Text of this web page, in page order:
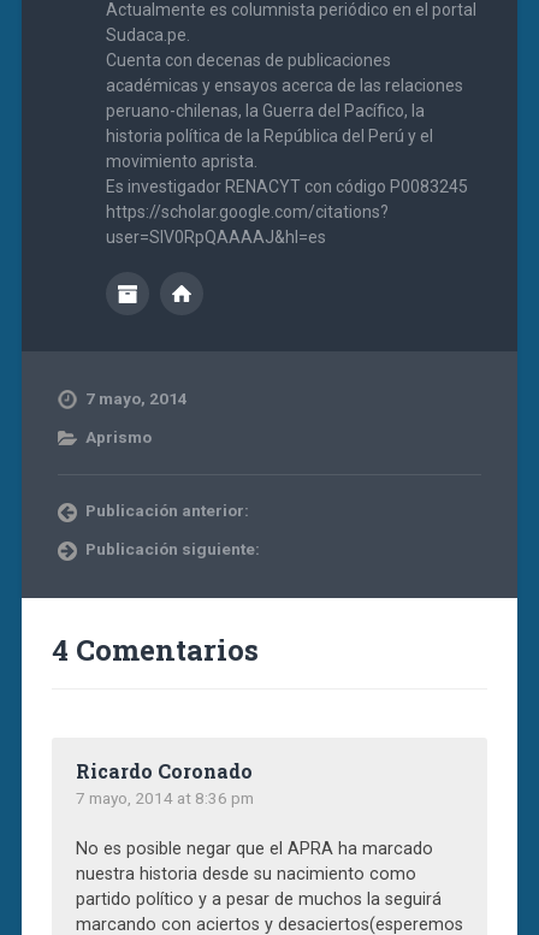
Actualmente es columnista periódico en el portal
Sudaca.pe.
Cuenta con decenas de publicaciones
académicas y ensayos acerca de las relaciones
peruano-chilenas, la Guerra del Pacífico, la
historia política de la República del Perú y el
movimiento aprista.
Es investigador RENACYT con código P0083245
https://scholar.google.com/citations?
user=SIV0RpQAAAAJ&hl=es
7 mayo, 2014
Aprismo
Publicación anterior:
Publicación siguiente:
4 Comentarios
Ricardo Coronado
7 mayo, 2014 at 8:36 pm
No es posible negar que el APRA ha marcado
nuestra historia desde su nacimiento como
partido político y a pesar de muchos la seguirá
marcando con aciertos y desaciertos(esperemos